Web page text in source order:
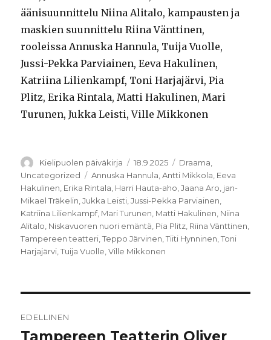
äänisuunnittelu Niina Alitalo, kampausten ja
maskien suunnittelu Riina Vänttinen,
rooleissa Annuska Hannula, Tuija Vuolle,
Jussi-Pekka Parviainen, Eeva Hakulinen,
Katriina Lilienkampf, Toni Harjajärvi, Pia
Plitz, Erika Rintala, Matti Hakulinen, Mari
Turunen, Jukka Leisti, Ville Mikkonen
Kirjoittaja
Kielipuolen päiväkirja Julkaistu
18.9.2025 Kategoriat
Draama
Uncategorized
Avainsanat
Annuska Hannula,Antti Mikkola, Eeva
Hakulinen, Erika Rintala, Harri Hauta-aho,Jaana Aro, jan-
Mikael Träkelin,Jukka Leisti,Jussi-Pekka Parviainen,
Katriina Lilienkampf, Mari Turunen, Matti Hakulinen, Niina
Alitalo, Niskavuoren nuori emäntä, Pia Plitz, Riina Vänttinen,
Tampereen teatteri,Teppo Järvinen,Tiiti Hynninen,Toni
Harjajärvi,Tuija Vuolle,Ville Mikkonen
selaus
EDELLINEN
Edellinen
Tampereen Teatterin Oliver